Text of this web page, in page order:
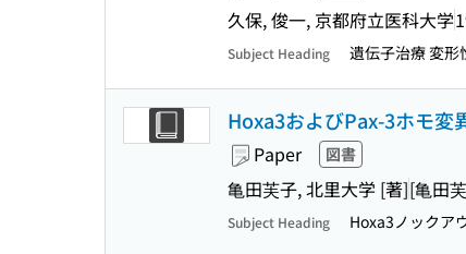
久保, 俊一, 京都府立医科大学
Subject Heading 遺伝子治療 変形
Hoxa3およびPax-3ホモ変
Paper 図書
亀田芙子, 北里大学 [著][亀田
Subject Heading Hoxa3ノックア